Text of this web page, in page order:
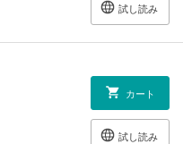
試し読み
カート
試し読み